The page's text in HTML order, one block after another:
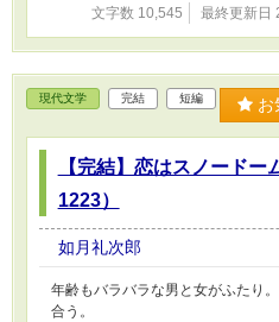
文字数 10,545 最終更新日
現代文学 完結 短編 お
【完結】恋はスノード
1223）
如月礼次郎
年齢もバラバラな男と女がふたり
合う。